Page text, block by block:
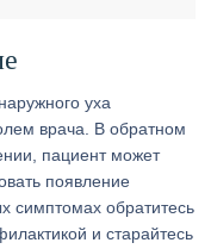
уха
врача. В обратном
пациент может
появление
симптомах обратитесь
и старайтесь